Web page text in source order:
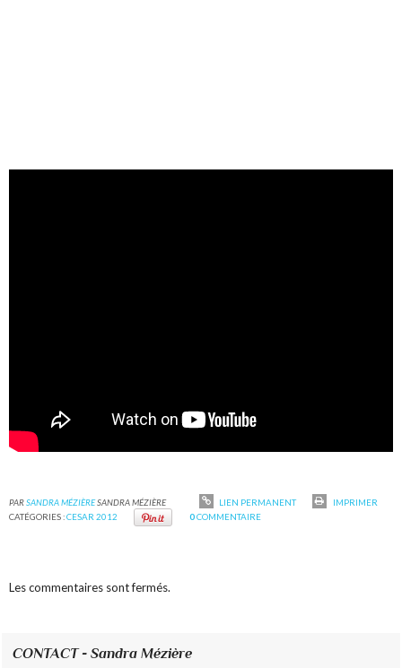
PARSANDRA MÉZIÈRESANDRA MÉZIÈRE LIEN PERMANENT
IMPRIMER
CATÉGORIES :CESAR 2012 0COMMENTAIRE
Les commentaires sont fermés.
CONTACT - Sandra Mézière